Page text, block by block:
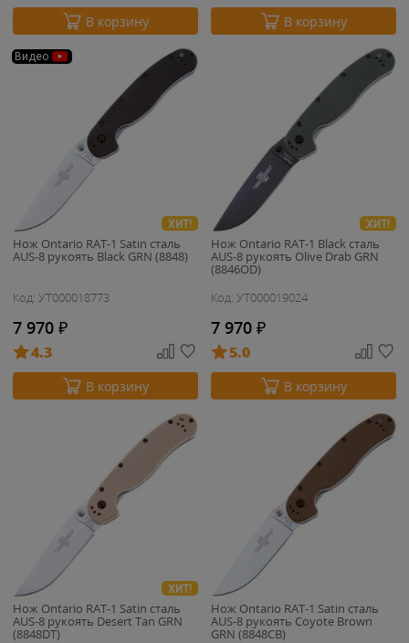
В корзину В корзину
Видео
ХИТ!
Нож Ontario RAT-1 Satin сталь
AUS-8 рукоять Black GRN (8848)
Код: УТ000018773
7 970 ₽
4.3
В корзину
ХИТ!
Нож Ontario RAT-1 Black сталь
AUS-8 рукоять Olive Drab GRN
(8846OD)
Код: УТ000019024
7 970 ₽
5.0
В корзину
ХИТ!
Нож Ontario RAT-1 Satin сталь
AUS-8 рукоять Desert Tan GRN
(8848DT)
Нож Ontario RAT-1 Satin сталь
AUS-8 рукоять Coyote Brown
GRN (8848CB)